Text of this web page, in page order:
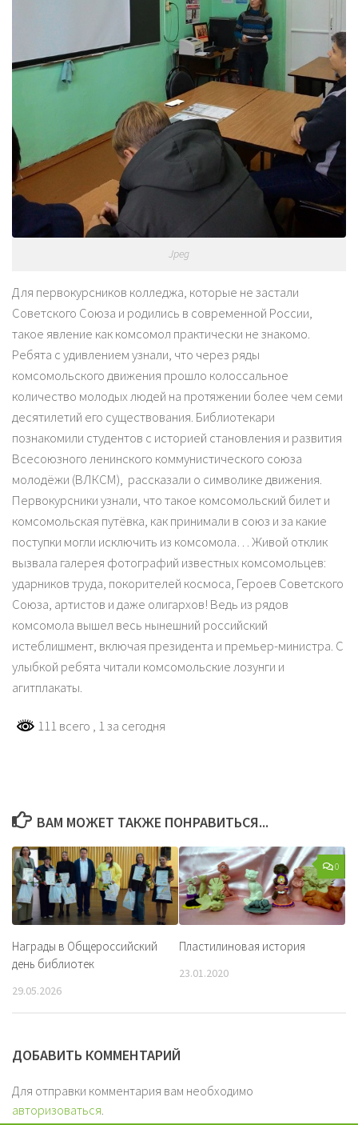
Jpeg
Для первокурсников колледжа, которые не застали
Советского Союза и родились в современной России,
такое явление как комсомол практически не знакомо.
Ребята с удивлением узнали, что через ряды
комсомольского движения прошло колоссальное
количество молодых людей на протяжении более чем семи
десятилетий его существования. Библиотекари
познакомили студентов с историей становления и развития
Всесоюзного ленинского коммунистического союза
молодёжи (ВЛКСМ), рассказали о символике движения.
Первокурсники узнали, что такое комсомольский билет и
комсомольская путёвка, как принимали в союз и за какие
поступки могли исключить из комсомола… Живой отклик
вызвала галерея фотографий известных комсомольцев:
ударников труда, покорителей космоса, Героев Советского
Союза, артистов и даже олигархов! Ведь из рядов
комсомола вышел весь нынешний российский
истеблишмент, включая президента и премьер-министра. С
улыбкой ребята читали комсомольские лозунги и
агитплакаты.
111 всего , 1 за сегодня
ВАМ МОЖЕТ ТАКЖЕ ПОНРАВИТЬСЯ...
Награды в Общероссийский
день библиотек
29.05.2026
0
Пластилиновая история
23.01.2020
ДОБАВИТЬ КОММЕНТАРИЙ
Для отправки комментария вам необходимо
авторизоваться